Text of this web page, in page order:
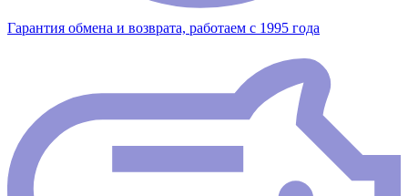
Гарантия обмена и возврата, работаем с 1995 года